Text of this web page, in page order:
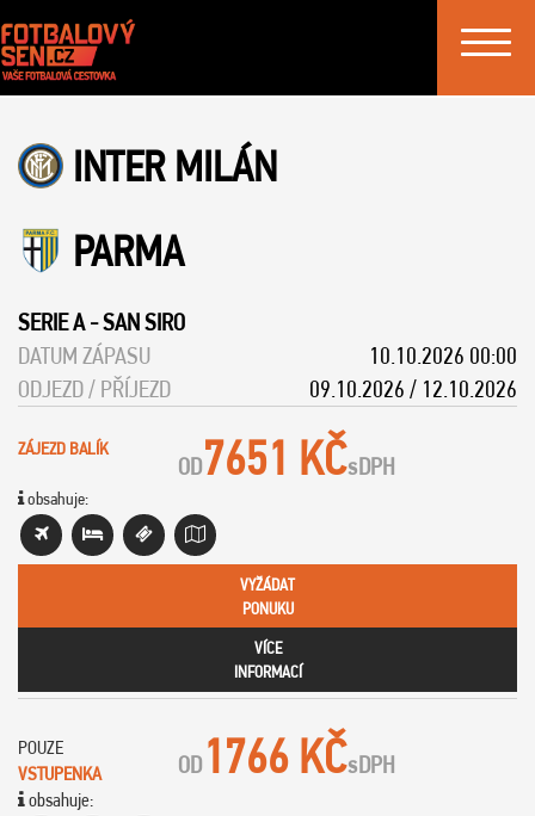
Toggle
INTER MILÁN
PARMA
SERIE A-SAN SIRO
DATUM ZÁPASU
10.10.2026 00:00
ODJEZD / PŘÍJEZD
09.10.2026 / 12.10.2026
ZÁJEZD BALÍK
obsahuje:
OD7651 KČsDPH
VYŽÁDAT
PONUKU
VÍCE
INFORMACÍ
POUZE
VSTUPENKA
obsahuje:
OD 1766 KČsDPH